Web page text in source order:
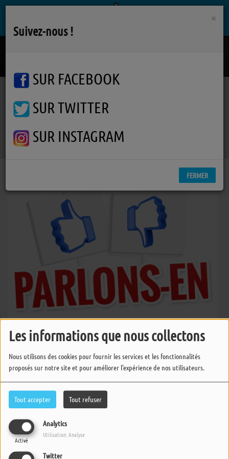
Les informations que nous collectons
Nous utilisons des cookies pour fournir les services et les fonctionnalités
proposés sur notre site et pour améliorer l'expérience de nos utilisateurs.
Tout accepter Tout refuser
Analytics
Activé
Utilisation: Analyse
Twitter
Podcasts Parlons-en
Parlons-en
Parlons-en
Parlons-en
×
Suivez-nous !
SUR FACEBOOK
SUR TWITTER
SUR INSTAGRAM
FERMER